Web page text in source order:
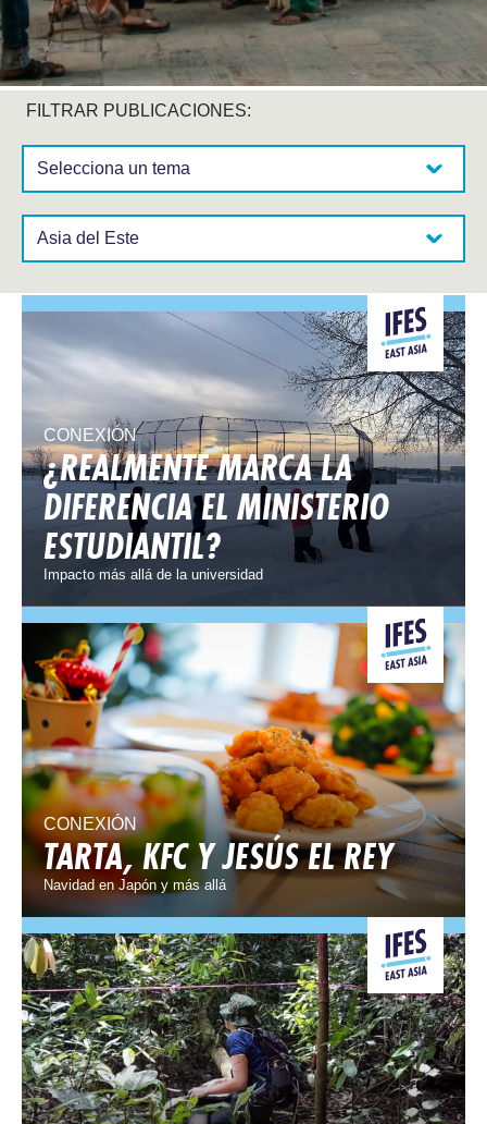
FILTRAR PUBLICACIONES:
CONEXIÓN
¿REALMENTE MARCA LA
DIFERENCIA EL MINISTERIO
ESTUDIANTIL?
Impacto más allá de la universidad
CONEXIÓN
TARTA, KFC Y JESÚS EL REY
Navidad en Japón y más allá